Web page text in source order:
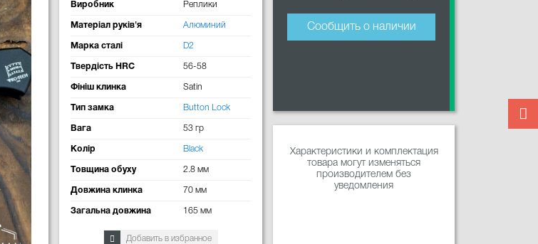
Виробник Реплики
Матеріал руків'я Алюминий
Марка сталі D2
Твердість HRC 56-58
Фініш клинка Satin
Тип замка Button Lock
Вага 53 гр
Колір Black
Товщина обуху 2.8 мм
Довжина клинка 70 мм
Загальна довжина 165 мм
Добавить в избранное
Сообщить о наличии
Характеристики и комплектация
товара могут изменяться
производителем без
уведомления